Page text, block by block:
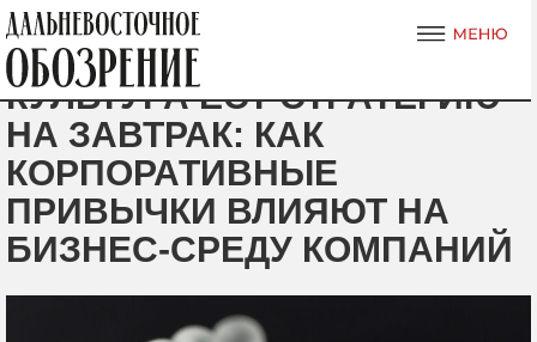
КУЛЬТУРА ЕСТ СТРАТЕГИЮ
НА ЗАВТРАК: КАК
КОРПОРАТИВНЫЕ
ПРИВЫЧКИ ВЛИЯЮТ НА
БИЗНЕС-СРЕДУ КОМПАНИЙ